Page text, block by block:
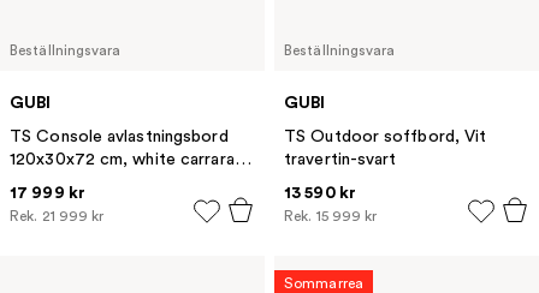
Beställningsvara
GUBI
TS Console avlastningsbord
120x30x72 cm, white carrara
marble-svart stativ-2
17 999 kr
Rek. 21 999 kr
Beställningsvara
GUBI
TS Outdoor soffbord, Vit
travertin-svart
13 590 kr
Rek. 15 999 kr
Sommarrea